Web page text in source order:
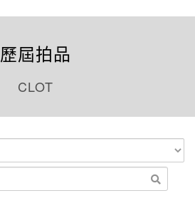
歷屆拍品
CLOT